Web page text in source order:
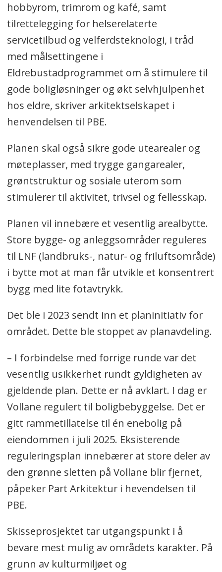
hobbyrom, trimrom og kafé, samt
tilrettelegging for helserelaterte
servicetilbud og velferdsteknologi, i tråd
med målsettingene i
Eldrebustadprogrammet om å stimulere til
gode boligløsninger og økt selvhjulpenhet
hos eldre, skriver arkitektselskapet i
henvendelsen til PBE.
Planen skal også sikre gode utearealer og
møteplasser, med trygge gangarealer,
grøntstruktur og sosiale uterom som
stimulerer til aktivitet, trivsel og fellesskap.
Planen vil innebære et vesentlig arealbytte.
Store bygge- og anleggsområder reguleres
til LNF (landbruks-, natur- og friluftsområde)
i bytte mot at man får utvikle et konsentrert
bygg med lite fotavtrykk.
Det ble i 2023 sendt inn et planinitiativ for
området. Dette ble stoppet av planavdeling.
– I forbindelse med forrige runde var det
vesentlig usikkerhet rundt gyldigheten av
gjeldende plan. Dette er nå avklart. I dag er
Vollane regulert til boligbebyggelse. Det er
gitt rammetillatelse til én enebolig på
eiendommen i juli 2025. Eksisterende
reguleringsplan innebærer at store deler av
den grønne sletten på Vollane blir fjernet,
påpeker Part Arkitektur i hevendelsen til
PBE.
Skisseprosjektet tar utgangspunkt i å
bevare mest mulig av områdets karakter. På
grunn av kulturmiljøet og